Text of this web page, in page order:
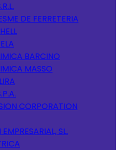
DE FERRETERIA
BARCINO
MASSO
CORPORATION
SL.